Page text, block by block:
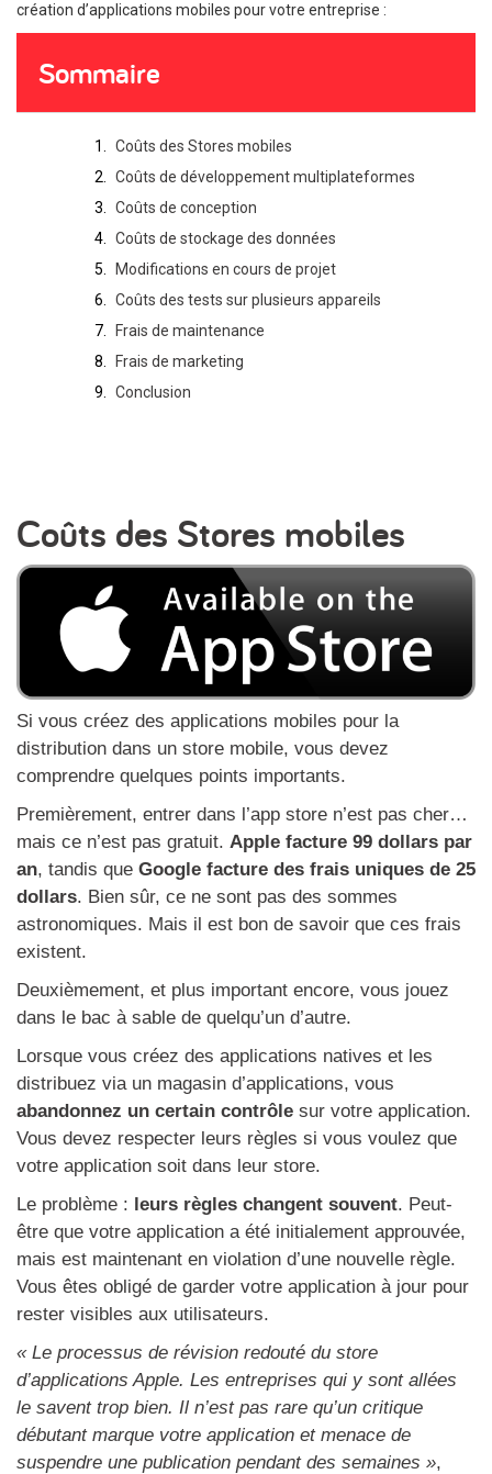
création d’applications mobiles pour votre entreprise :
Sommaire
Coûts des Stores mobiles
Coûts de développement multiplateformes
Coûts de conception
Coûts de stockage des données
Modifications en cours de projet
Coûts des tests sur plusieurs appareils
Frais de maintenance
Frais de marketing
Conclusion
Coûts des Stores mobiles
Si vous créez des applications mobiles pour la
distribution dans un store mobile, vous devez
comprendre quelques points importants.
Premièrement, entrer dans l’app store n’est pas cher…
mais ce n’est pas gratuit. Apple facture 99 dollars par
an, tandis que Google facture des frais uniques de 25
dollars. Bien sûr, ce ne sont pas des sommes
astronomiques. Mais il est bon de savoir que ces frais
existent.
Deuxièmement, et plus important encore, vous jouez
dans le bac à sable de quelqu’un d’autre.
Lorsque vous créez des applications natives et les
distribuez via un magasin d’applications, vous
abandonnez un certain contrôle sur votre application.
Vous devez respecter leurs règles si vous voulez que
votre application soit dans leur store.
Le problème : leurs règles changent souvent. Peut-
être que votre application a été initialement approuvée,
mais est maintenant en violation d’une nouvelle règle.
Vous êtes obligé de garder votre application à jour pour
rester visibles aux utilisateurs.
« Le processus de révision redouté du store
d’applications Apple. Les entreprises qui y sont allées
le savent trop bien. Il n’est pas rare qu’un critique
débutant marque votre application et menace de
suspendre une publication pendant des semaines »,